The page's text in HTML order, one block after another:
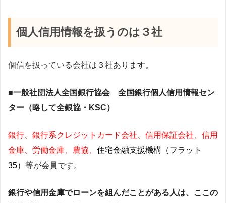
個人信用情報を扱うのは３社
個信を扱っている会社は３社あります。
■一般社団法人全国銀行協会 全国銀行個人信用情報セン
ター（略して全銀協・KSC）
銀行、銀行系クレジットカード会社、信用保証会社、信用
金庫、労働金庫、農協、 住宅金融支援機構（フラット
35） 等が会員です。
銀行や信用金庫でローンを組んだことがある人は、ここの